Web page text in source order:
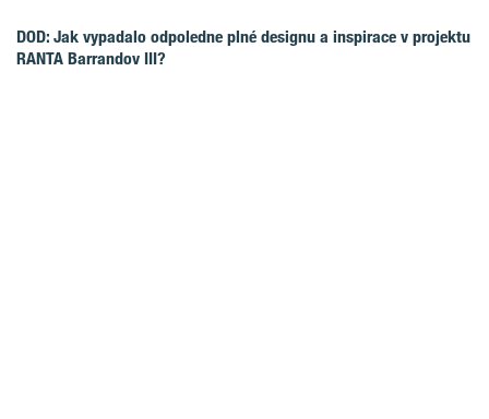
DOD: Jak vypadalo odpoledne plné designu a inspirace v projektu
RANTA Barrandov III?